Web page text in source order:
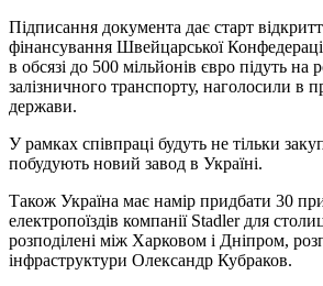
Підписання документа дає старт
фінансування Швейцарської
в обсязі до 500 мільйонів євро підуть на
залізничного транспорту, наголосили в
держави.
У рамках співпраці будуть не тільки
побудують новий завод в Україні.
Також Україна має намір придбати 30
електропоїздів компанії Stadler для
розподілені між Харковом і Дніпром,
інфраструктури Олександр Кубраков.